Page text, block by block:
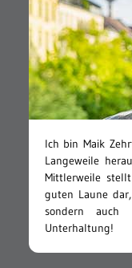
Ich bin Maik
Langeweile
Mittlerweile
guten Laune
sondern auch
Unterhaltung!